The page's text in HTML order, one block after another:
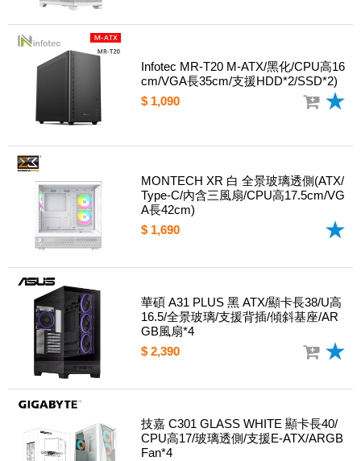
Infotec MR-T20 M-ATX/黑化/CPU高16
cm/VGA長35cm/支援HDD*2/SSD*2)
$ 1,090
MONTECH XR 白 全景玻璃透側(ATX/
Type-C/內含三風扇/CPU高17.5cm/VG
A長42cm)
$ 1,690
華碩 A31 PLUS 黑 ATX/顯卡長38/U高
16.5/全景玻璃/支援背插/傾斜基座/AR
GB風扇*4
$ 2,390
技嘉 C301 GLASS WHITE 顯卡長40/
CPU高17/玻璃透側/支援E-ATX/ARGB
Fan*4